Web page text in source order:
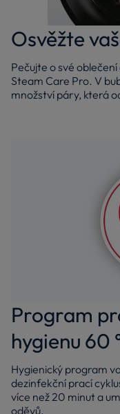
Osvěžte
Pečujte o své
Steam Care Pro. V
množství páry, která
Program
hygienu 60
Hygienický program
dezinfekční prací
více než 20 minut a
oděvů.